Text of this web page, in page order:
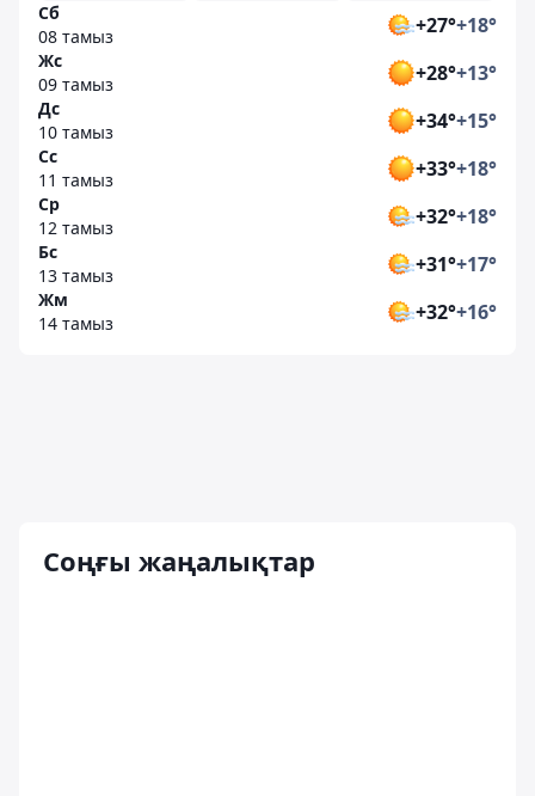
Сб
08 тамыз
+27°+18°
Жс
09 тамыз
+28°+13°
Дс
10 тамыз
+34°+15°
Сс
11 тамыз
+33°+18°
Ср
12 тамыз
+32°+18°
Бс
13 тамыз
+31°+17°
Жм
14 тамыз
+32°+16°
Соңғы жаңалықтар